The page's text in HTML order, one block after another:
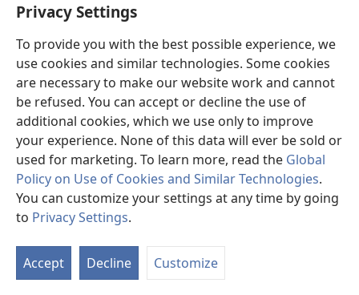
Privacy Settings
To provide you with the best possible experience, we
use cookies and similar technologies. Some cookies
are necessary to make our website work and cannot
be refused. You can accept or decline the use of
additional cookies, which we use only to improve
your experience. None of this data will ever be sold or
used for marketing. To learn more, read the Global
Policy on Use of Cookies and Similar Technologies.
You can customize your settings at any time by going
to Privacy Settings.
Accept Decline Customize
Fittex f’JW.ORG
Donazzjonijiet
(opens
new
window)LIBRERIJA ONLAJN tat-Torri tal-Għassa
(opens
new
window)JW Hub ®
(opens
new
window)
Copyright© 2026 Watch Tower Bible and Tract Society of Pennsylvania.
TERMINI TAL-UŻU|